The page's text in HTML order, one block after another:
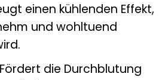
einen kühlenden Effekt,
und wohltuend
die Durchblutung